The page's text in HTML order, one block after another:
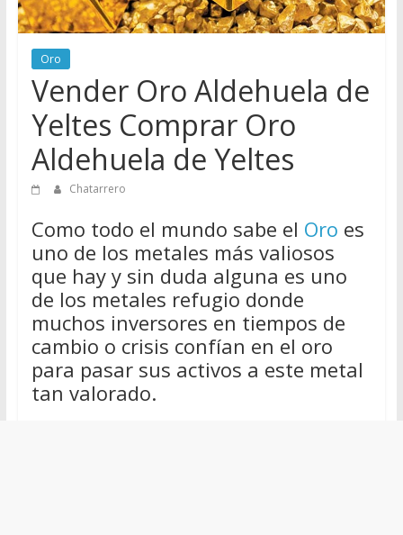
de
Chatarreros
para
vender
Chatarra
Oro
Vender Oro Aldehuela de
Yeltes Comprar Oro
Aldehuela de Yeltes
Chatarrero
Como todo el mundo sabe el Oro es
uno de los metales más valiosos
que hay y sin duda alguna es uno
de los metales refugio donde
muchos inversores en tiempos de
cambio o crisis confían en el oro
para pasar sus activos a este metal
tan valorado.